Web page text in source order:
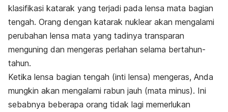
klasifikasi katarak yang terjadi pada lensa mata bagian
tengah. Orang dengan katarak nuklear akan mengalami
perubahan lensa mata yang tadinya transparan
menguning dan mengeras perlahan selama bertahun-
tahun.
Ketika lensa bagian tengah (inti lensa) mengeras, Anda
mungkin akan mengalami rabun jauh (mata minus). Ini
sebabnya beberapa orang tidak lagi memerlukan